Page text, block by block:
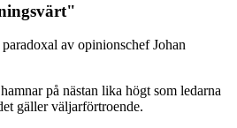
av opinionschef Johan
på nästan lika högt som ledarna
gäller väljarförtroende.